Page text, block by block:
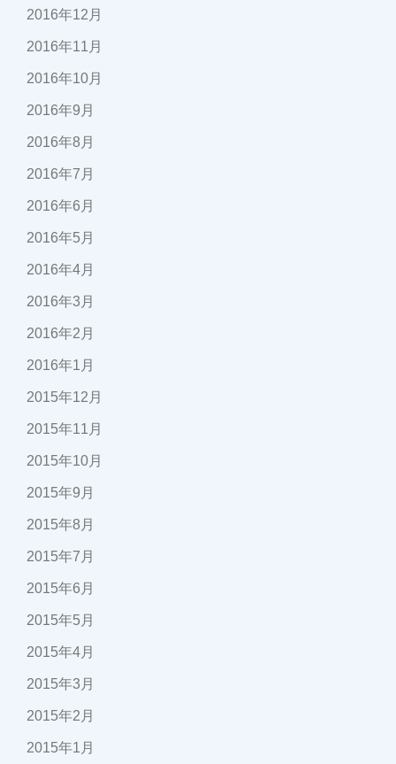
2016年12月
2016年11月
2016年10月
2016年9月
2016年8月
2016年7月
2016年6月
2016年5月
2016年4月
2016年3月
2016年2月
2016年1月
2015年12月
2015年11月
2015年10月
2015年9月
2015年8月
2015年7月
2015年6月
2015年5月
2015年4月
2015年3月
2015年2月
2015年1月